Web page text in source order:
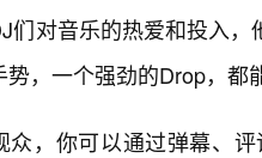
们对音乐的热爱和投入
势，一个强劲的Drop，都
众，你可以通过弹幕、